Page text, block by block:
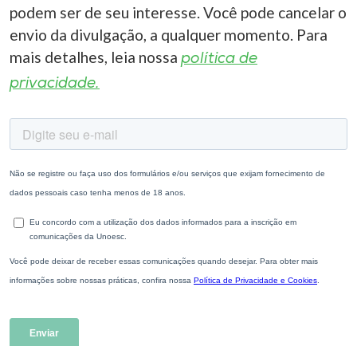
podem ser de seu interesse. Você pode cancelar o
envio da divulgação, a qualquer momento. Para
mais detalhes, leia nossa política de
privacidade.